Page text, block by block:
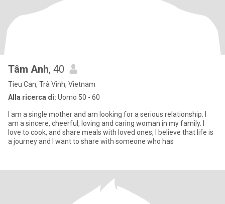
Tâm Anh, 40
Tieu Can, Trà Vinh, Vietnam
Alla ricerca di: Uomo 50 - 60
I am a single mother and am looking for a serious relationship. I
am a sincere, cheerful, loving and caring woman in my family. I
love to cook, and share meals with loved ones, I believe that life is
a journey and I want to share with someone who has